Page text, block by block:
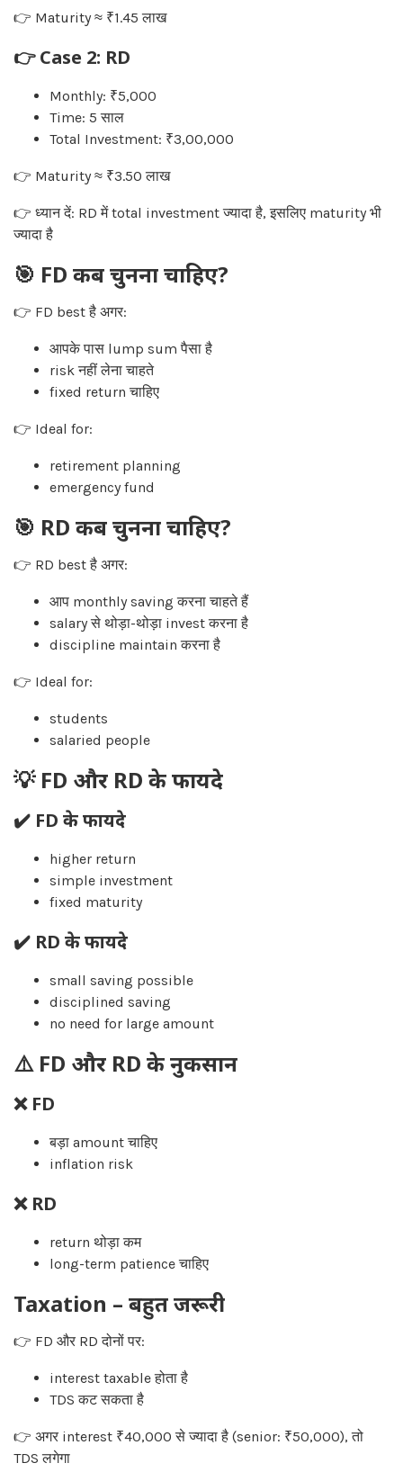
👉 Maturity ≈ ₹1.45 लाख
👉 Case 2: RD
Monthly: ₹5,000
Time: 5 साल
Total Investment: ₹3,00,000
👉 Maturity ≈ ₹3.50 लाख
👉 ध्यान दें: RD में total investment ज्यादा है, इसलिए maturity भी
ज्यादा है
🎯 FD कब चुनना चाहिए?
👉 FD best है अगर:
आपके पास lump sum पैसा है
risk नहीं लेना चाहते
fixed return चाहिए
👉 Ideal for:
retirement planning
emergency fund
🎯 RD कब चुनना चाहिए?
👉 RD best है अगर:
आप monthly saving करना चाहते हैं
salary से थोड़ा-थोड़ा invest करना है
discipline maintain करना है
👉 Ideal for:
students
salaried people
💡 FD और RD के फायदे
✔️ FD के फायदे
higher return
simple investment
fixed maturity
✔️ RD के फायदे
small saving possible
disciplined saving
no need for large amount
⚠️ FD और RD के नुकसान
❌ FD
बड़ा amount चाहिए
inflation risk
❌ RD
return थोड़ा कम
long-term patience चाहिए
Taxation – बहुत जरूरी
👉 FD और RD दोनों पर:
interest taxable होता है
TDS कट सकता है
👉 अगर interest ₹40,000 से ज्यादा है (senior: ₹50,000), तो
TDS लगेगा